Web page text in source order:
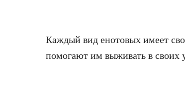
Каждый вид енотовых имеет
помогают им выживать в своих